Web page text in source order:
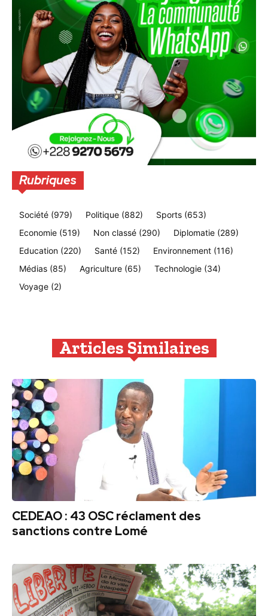
Rubriques
Société (979) Politique (882) Sports (653)
Economie (519) Non classé (290) Diplomatie (289)
Education (220) Santé (152) Environnement (116)
Médias (85) Agriculture (65) Technologie (34)
Voyage (2)
Articles Similaires
CEDEAO : 43 OSC réclament des
sanctions contre Lomé